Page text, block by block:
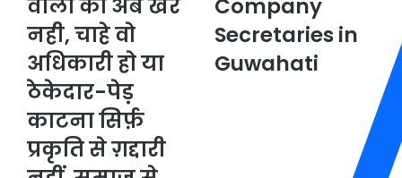
को
नुकसान
पहुंचाने
वालो
की
अब
खैर
नही,
चाहे
वालो की अब खैर
नही, चाहे वो
अधिकारी हो या
ठेकेदार-पेड़
काटना सिर्फ़
प्रकृति से ग़द्दारी
Company
Secretaries
in
Guwahati
Company
Secretaries in
Guwahati